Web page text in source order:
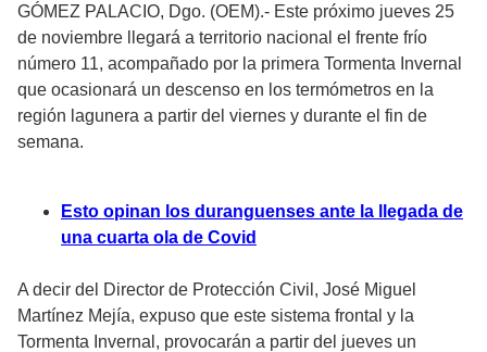
GÓMEZ PALACIO, Dgo. (OEM).- Este próximo jueves 25
de noviembre llegará a territorio nacional el frente frío
número 11, acompañado por la primera Tormenta Invernal
que ocasionará un descenso en los termómetros en la
región lagunera a partir del viernes y durante el fin de
semana.
Esto opinan los duranguenses ante la llegada de
una cuarta ola de Covid
A decir del Director de Protección Civil, José Miguel
Martínez Mejía, expuso que este sistema frontal y la
Tormenta Invernal, provocarán a partir del jueves un